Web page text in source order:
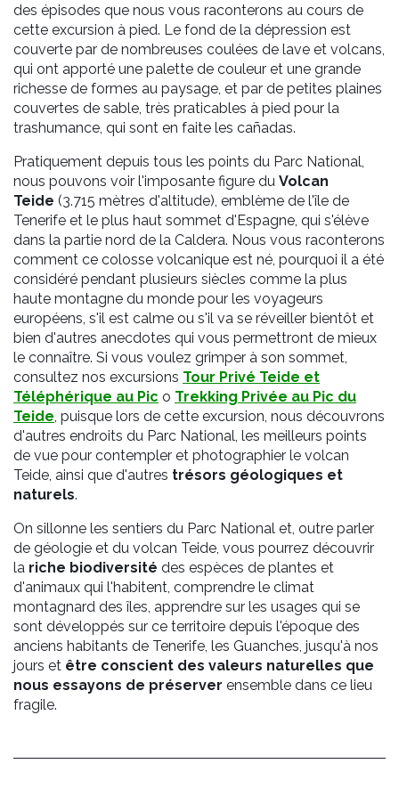
des épisodes que nous vous raconterons au cours de
cette excursion à pied. Le fond de la dépression est
couverte par de nombreuses coulées de lave et volcans,
qui ont apporté une palette de couleur et une grande
richesse de formes au paysage, et par de petites plaines
couvertes de sable, très praticables à pied pour la
trashumance, qui sont en faite les cañadas.
Pratiquement depuis tous les points du Parc National,
nous pouvons voir l'imposante figure du Volcan
Teide (3.715 mètres d'altitude), emblème de l'île de
Tenerife et le plus haut sommet d'Espagne, qui s'élève
dans la partie nord de la Caldera. Nous vous raconterons
comment ce colosse volcanique est né, pourquoi il a été
considéré pendant plusieurs siècles comme la plus
haute montagne du monde pour les voyageurs
européens, s'il est calme ou s'il va se réveiller bientôt et
bien d'autres anecdotes qui vous permettront de mieux
le connaître. Si vous voulez grimper à son sommet,
consultez nos excursions Tour Privé Teide et
Téléphérique au Pic o Trekking Privée au Pic du
Teide, puisque lors de cette excursion, nous découvrons
d'autres endroits du Parc National, les meilleurs points
de vue pour contempler et photographier le volcan
Teide, ainsi que d'autres trésors géologiques et
naturels.
On sillonne les sentiers du Parc National et, outre parler
de géologie et du volcan Teide, vous pourrez découvrir
la riche biodiversité des espèces de plantes et
d'animaux qui l'habitent, comprendre le climat
montagnard des îles, apprendre sur les usages qui se
sont développés sur ce territoire depuis l'époque des
anciens habitants de Tenerife, les Guanches, jusqu'à nos
jours et être conscient des valeurs naturelles que
nous essayons de préserver ensemble dans ce lieu
fragile.